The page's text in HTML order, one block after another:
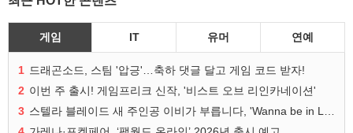
게임 IT 유머 연예
1 드래곤소드, 스팀 '압긍'…축하 댓글 달고 게임 코드 받자!
2 이번 주 출시! 게임프리크 신작, '비스트 오브 리인카네이션'
3